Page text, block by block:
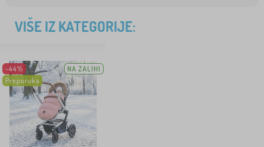
VIŠE IZ KATEGORIJE:
-44%
Preporuka
NA ZALIHI